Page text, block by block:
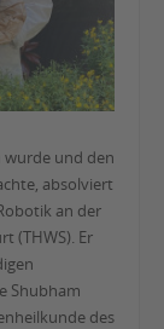
wurde und den
absolviert
an der
(THWS). Er
Shubham
des